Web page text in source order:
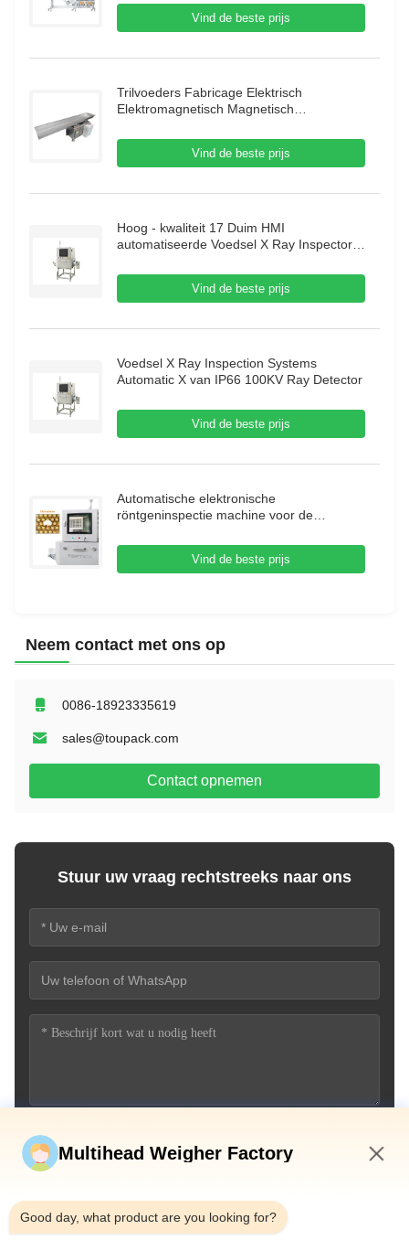
Vind de beste prijs
Trilvoeders Fabricage Elektrisch
Elektromagnetisch Magnetisch
Vind de beste prijs
Hoog - kwaliteit 17 Duim HMI
automatiseerde Voedsel X Ray Inspector
Vind de beste prijs
Voedsel X Ray Inspection Systems
Automatic X van IP66 100KV Ray Detector
Vind de beste prijs
Automatische elektronische
röntgeninspectie machine voor de
röntgeninspectiesysteem
Vind de beste prijs
Neem contact met ons op
0086-18923335619
sales@toupack.com
Contact opnemen
Stuur uw vraag rechtstreeks naar ons
Multihead Weigher Factory
Good day, what product are you looking for?